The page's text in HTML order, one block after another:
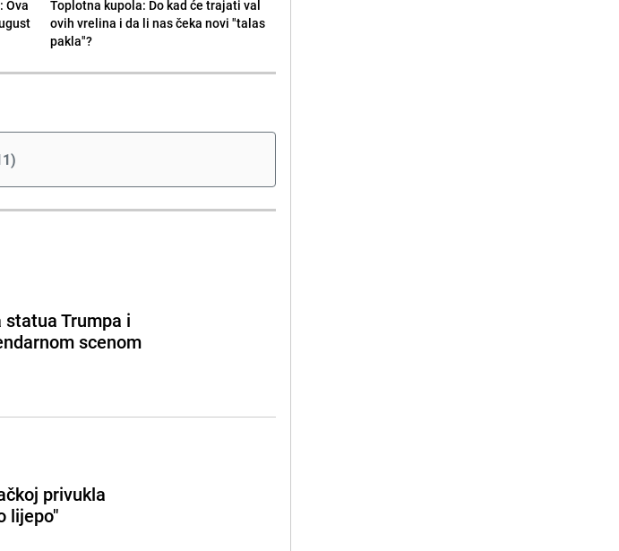
Ova
Toplotna kupola: Do kad će trajati val
ovih vrelina i da li nas čeka novi "talas
pakla"?
)
statua Trumpa i
scenom
privukla
lijepo"